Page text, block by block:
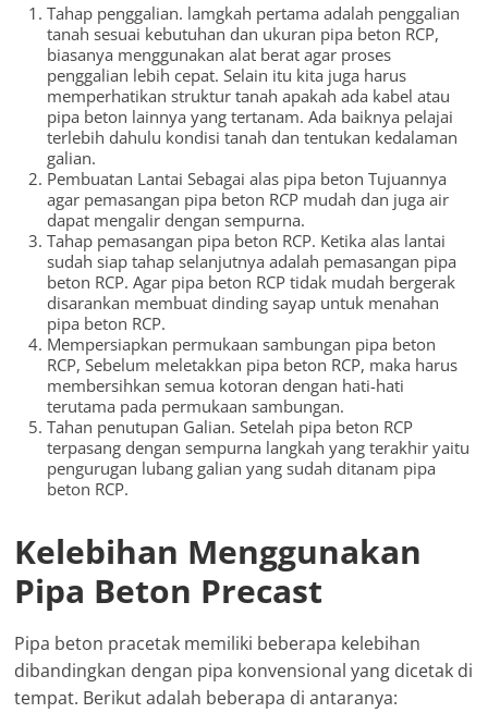
Tahap penggalian. lamgkah pertama adalah penggalian
tanah sesuai kebutuhan dan ukuran pipa beton RCP,
biasanya menggunakan alat berat agar proses
penggalian lebih cepat. Selain itu kita juga harus
memperhatikan struktur tanah apakah ada kabel atau
pipa beton lainnya yang tertanam. Ada baiknya pelajai
terlebih dahulu kondisi tanah dan tentukan kedalaman
galian.
Pembuatan Lantai Sebagai alas pipa beton Tujuannya
agar pemasangan pipa beton RCP mudah dan juga air
dapat mengalir dengan sempurna.
Tahap pemasangan pipa beton RCP. Ketika alas lantai
sudah siap tahap selanjutnya adalah pemasangan pipa
beton RCP. Agar pipa beton RCP tidak mudah bergerak
disarankan membuat dinding sayap untuk menahan
pipa beton RCP.
Mempersiapkan permukaan sambungan pipa beton
RCP, Sebelum meletakkan pipa beton RCP, maka harus
membersihkan semua kotoran dengan hati-hati
terutama pada permukaan sambungan.
Tahan penutupan Galian. Setelah pipa beton RCP
terpasang dengan sempurna langkah yang terakhir yaitu
pengurugan lubang galian yang sudah ditanam pipa
beton RCP.
Kelebihan Menggunakan
Pipa Beton Precast
Pipa beton pracetak memiliki beberapa kelebihan
dibandingkan dengan pipa konvensional yang dicetak di
tempat. Berikut adalah beberapa di antaranya: